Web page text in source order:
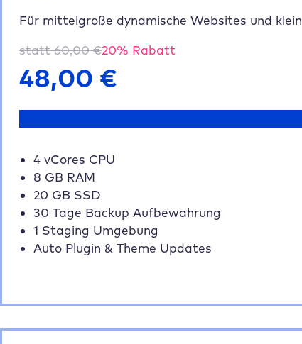
Für mittelgroße dynamische Websites und
statt60,00€20% Rabatt
48,00 €
4 vCores CPU
8 GB RAM
20 GB SSD
30 Tage Backup Aufbewahrung
1 Staging Umgebung
Auto Plugin & Theme Updates